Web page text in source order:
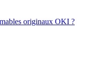
originaux OKI ?